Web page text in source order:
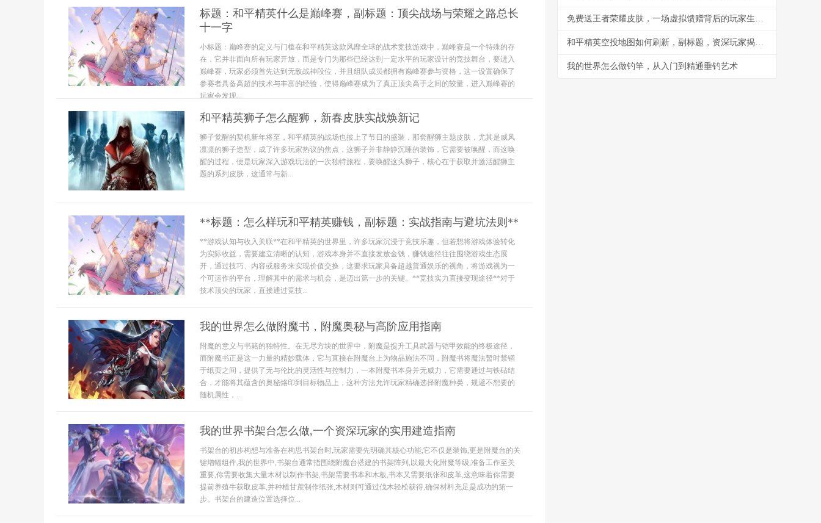
标题：和平精英什么是巅峰赛，副标题：顶尖战场与荣耀之路总长
十一字
小标题：巅峰赛的定义与门槛在和平精英这款风靡全球的战术竞技游戏中，巅峰赛是一个特殊的存
在，它并非面向所有玩家开放，而是专门为那些已经达到一定水平的玩家设计的竞技舞台，要进入
巅峰赛，玩家必须首先达到无敌战神段位，并且组队成员都拥有巅峰赛参与资格，这一设置确保了
参赛者具备高超的技术与丰富的经验，使得巅峰赛成为了真正顶尖高手之间的较量，进入巅峰赛的
玩家会发现...
和平精英狮子怎么醒狮，新春皮肤实战焕新记
狮子觉醒的契机新年将至，和平精英的战场也披上了节日的盛装，那套醒狮主题皮肤，尤其是威风
凛凛的狮子造型，成了许多玩家热议的焦点，这狮子并非静静沉睡的装饰，它需要被唤醒，而这唤
醒的过程，便是玩家深入游戏玩法的一次独特旅程，要唤醒这头狮子，核心在于获取并激活醒狮主
题的系列皮肤，这通常与新...
**标题：怎么样玩和平精英赚钱，副标题：实战指南与避坑法则**
**游戏认知与收入关联**在和平精英的世界里，许多玩家沉浸于竞技乐趣，但若想将游戏体验转化
为实际收益，需要建立清晰的认知，游戏本身并不直接发放金钱，赚钱途径往往围绕游戏生态展
开，通过技巧、内容或服务来实现价值交换，这要求玩家具备超越普通娱乐的视角，将游戏视为一
个可运作的平台，理解其中的需求与机会，是迈出第一步的关键。**竞技实力直接变现途径**对于
技术顶尖的玩家，直接通过竞技...
我的世界怎么做附魔书，附魔奥秘与高阶应用指南
附魔的意义与书籍的独特性。在无尽方块的世界中，附魔是提升工具武器与铠甲效能的终极途径，
而附魔书正是这一力量的精妙载体，它与直接在附魔台上为物品施法不同，附魔书将魔法暂时禁锢
于纸页之间，提供了无与伦比的灵活性与控制力，一本附魔书本身并无威力，它需要通过与铁砧结
合，才能将其蕴含的奥秘烙印到目标物品上，这种方法允许玩家精确选择附魔种类，规避不想要的
随机属性，...
我的世界书架台怎么做,一个资深玩家的实用建造指南
书架台的初步构想与准备在构思书架台时,玩家需要先明确其核心功能,它不仅是装饰,更是附魔台的关
键增幅组件,我的世界中,书架台通常指围绕附魔台搭建的书架阵列,以最大化附魔等级,准备工作至关
重要,你需要收集大量木材以制作书架,书架需要书本和木板,书本又需要纸张和皮革,这意味着你需要
提前养殖牛获取皮革,并种植甘蔗制作纸张,木材则可通过伐木轻松获得,确保材料充足是成功的第一
步。书架台的建造位置选择位...
免费送王者荣耀皮肤，一场虚拟馈赠背后的玩家生态观察
和平精英空投地图如何刷新，副标题，资深玩家揭秘信号枪与空投箱的终极规律
我的世界怎么做钓竿，从入门到精通垂钓艺术